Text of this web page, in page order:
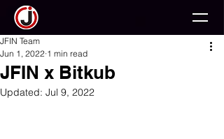
JFIN x Bitkub
JFIN Team
Jun 1, 2022 1 min read
Updated: Jul 9, 2022